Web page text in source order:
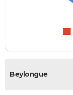
Beylongue